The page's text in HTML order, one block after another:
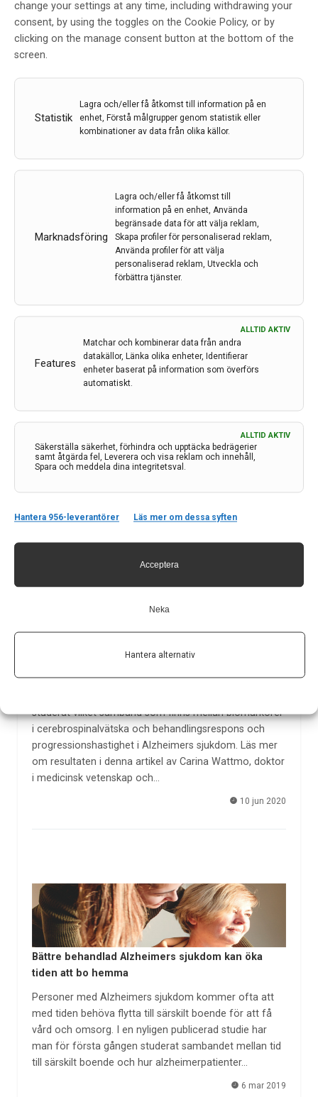
change your settings at any time, including withdrawing your
consent, by using the toggles on the Cookie Policy, or by
clicking on the manage consent button at the bottom of the
screen.
Statistik
Lagra och/eller få åtkomst till information på en
enhet, Förstå målgrupper genom statistik eller
kombinationer av data från olika källor.
Marknadsföring
Lagra och/eller få åtkomst till
information på en enhet, Använda
begränsade data för att välja reklam,
Skapa profiler för personaliserad reklam,
Använda profiler för att välja
personaliserad reklam, Utveckla och
förbättra tjänster.
Features
ALLTID AKTIV
Matchar och kombinerar data från andra
datakällor, Länka olika enheter, Identifierar
enheter baserat på information som överförs
automatiskt.
Säkerställa säkerhet, förhindra och upptäcka bedrägerier
samt åtgärda fel, Leverera och visa reklam och innehåll,
Spara och meddela dina integritetsval.
ALLTID AKTIV
Hantera 956-leverantörer Läs mer om dessa syften
Acceptera
Neka
Hantera alternativ
individens tid till särskilt boende eller överlevnad efter
alzheimerdiagnos. Få studier har undersökt detta
troligen beroende på den långa uppföljningstid som
till boende; två fann inga korrelationer mellan dessa
variabler,6,7 medan den tredje studien beskrev större
risk för särskilt boende hos deltagare med högt T-
korrelationer mellan högre nivåer av Ttau eller P-tau
och kortare livslängd,9 medan andra inte såg några
samband mellan biomarkörer i cerebrospinalvätska
och dödlighet.10 En nyare studie visade att
patologiskt (lägre) Aβ42, men inte patologiskt tau, var
en prediktor för kortare tid till död.7
cerebrospinalvätska vid Alzheimers sjukdom
Forskare vid Skånes universitetssjukhus
studerat vilket samband som finns mellan biomarkörer
i cerebrospinalvätska och behandlingsrespons och
progressionshastighet i Alzheimers sjukdom. Läs mer
om resultaten i denna artikel av Carina Wattmo, doktor
i medicinsk vetenskap och…
10 jun 2020
Bättre behandlad Alzheimers sjukdom kan öka
tiden att bo hemma
Personer med Alzheimers sjukdom kommer ofta att
med tiden behöva flytta till särskilt boende för att få
vård och omsorg. I en nyligen publicerad studie har
man för första gången studerat sambandet mellan tid
till särskilt boende och hur alzheimerpatienter…
6 mar 2019